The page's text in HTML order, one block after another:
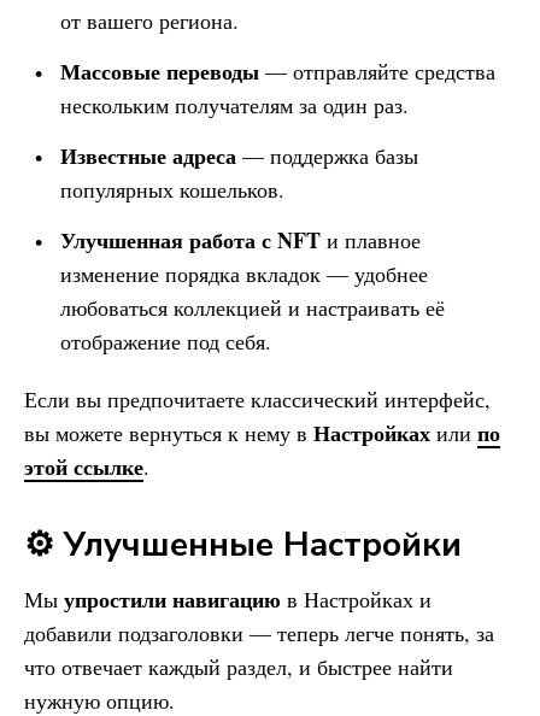
от вашего региона.
Массовые переводы — отправляйте средства
нескольким получателям за один раз.
Известные адреса — поддержка базы
популярных кошельков.
Улучшенная работа с NFT и плавное
изменение порядка вкладок — удобнее
любоваться коллекцией и настраивать её
отображение под себя.
Если вы предпочитаете классический интерфейс,
вы можете вернуться к нему в Настройках или по
этой ссылке.
⚙️ Улучшенные Настройки
Мы упростили навигацию в Настройках и
добавили подзаголовки — теперь легче понять, за
что отвечает каждый раздел, и быстрее найти
нужную опцию.